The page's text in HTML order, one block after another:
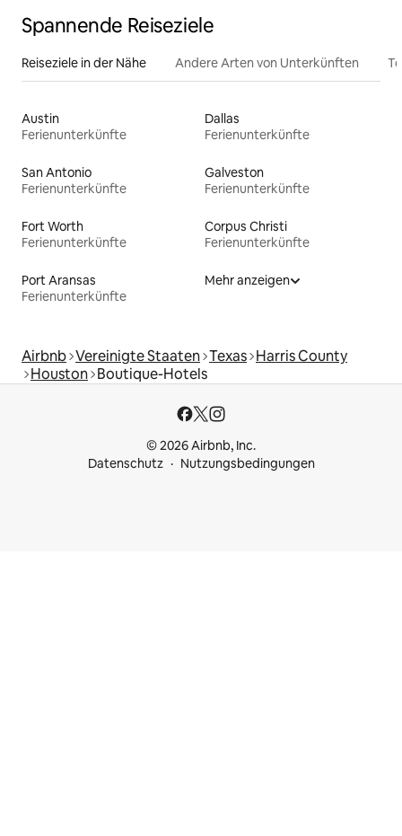
Spannende Reiseziele
Reiseziele in der Nähe Andere Arten von Unterkünften
Austin
Ferienunterkünfte
Dallas
Ferienunterkünfte
San Antonio
Ferienunterkünfte
Galveston
Ferienunterkünfte
Fort Worth
Ferienunterkünfte
Corpus Christi
Ferienunterkünfte
Port Aransas
Ferienunterkünfte
Mehr anzeigen
Airbnb Vereinigte Staaten Texas Harris County
Houston Boutique-Hotels
© 2026 Airbnb, Inc.
Datenschutz
Nutzungsbedingungen